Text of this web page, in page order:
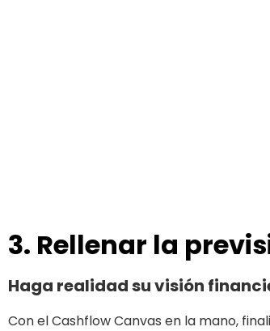
3. Rellenar la
Haga realidad su visión
Con el Cashflow Canvas en la mano,